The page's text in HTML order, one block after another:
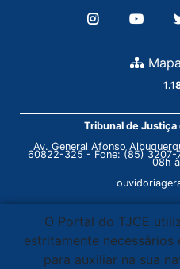
Tribunal de Justiça
Av. General Afonso
60822-325 - Fone: (85) 3207-
08h
O Portal do TJCE
estritamente necessários
para auxiliar na sua